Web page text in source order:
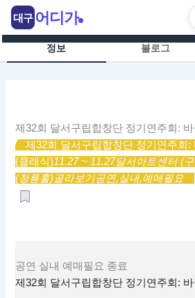
츠
정보 블로그
제32회 달서구립합창단 정기연주회: 바
제32회 달서구립합창단 정기연주회:
(클래식)11.27 ~ 11.27달서아트센터 (
(청룡홀)골라보기공연,실내,예매필요
공연 실내 예매필요 종료
제32회 달서구립합창단 정기연주회: 바
대구 어디가